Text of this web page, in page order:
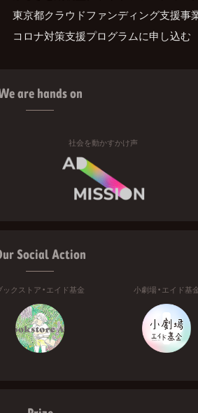
東京都クラウドファンディング支援事
コロナ対策支援プログラムに申し込む
are hands on
社会を動かすかけ声
Social Action
ックストア・エイド基金 小劇場・エイド基